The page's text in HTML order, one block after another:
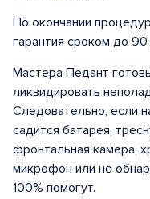
По окончании
гарантия сроком до 90
Мастера Педант
ликвидировать
Следовательно, если
садится батарея,
фронтальная камера,
микрофон или не
100% помогут.